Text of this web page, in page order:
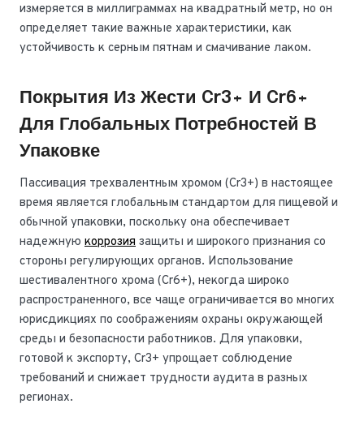
измеряется в миллиграммах на квадратный метр, но он
определяет такие важные характеристики, как
устойчивость к серным пятнам и смачивание лаком.
Покрытия Из Жести Cr3+ И Cr6+
Для Глобальных Потребностей В
Упаковке
Пассивация трехвалентным хромом (Cr3+) в настоящее
время является глобальным стандартом для пищевой и
обычной упаковки, поскольку она обеспечивает
надежную коррозия защиты и широкого признания со
стороны регулирующих органов. Использование
шестивалентного хрома (Cr6+), некогда широко
распространенного, все чаще ограничивается во многих
юрисдикциях по соображениям охраны окружающей
среды и безопасности работников. Для упаковки,
готовой к экспорту, Cr3+ упрощает соблюдение
требований и снижает трудности аудита в разных
регионах.